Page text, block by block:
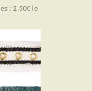
: 2.50€ le